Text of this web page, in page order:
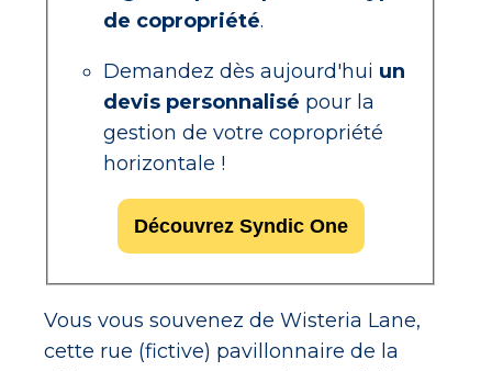
de copropriété.
Demandez dès aujourd'hui un
devis personnalisé pour la
gestion de votre copropriété
horizontale !
Découvrez Syndic One
Vous vous souvenez de Wisteria Lane,
cette rue (fictive) pavillonnaire de la